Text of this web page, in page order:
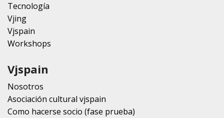
Tecnología
Vjing
Vjspain
Workshops
Vjspain
Nosotros
Asociación cultural vjspain
Como hacerse socio (fase prueba)